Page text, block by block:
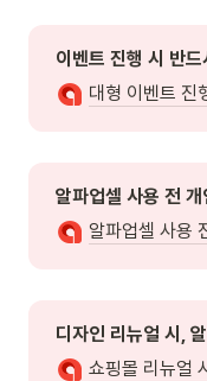
이벤트 진행 시 반
대형 이벤트 진
알파업셀 사용 전
알파업셀 사용
디자인 리뉴얼 시,
쇼핑몰 리뉴얼